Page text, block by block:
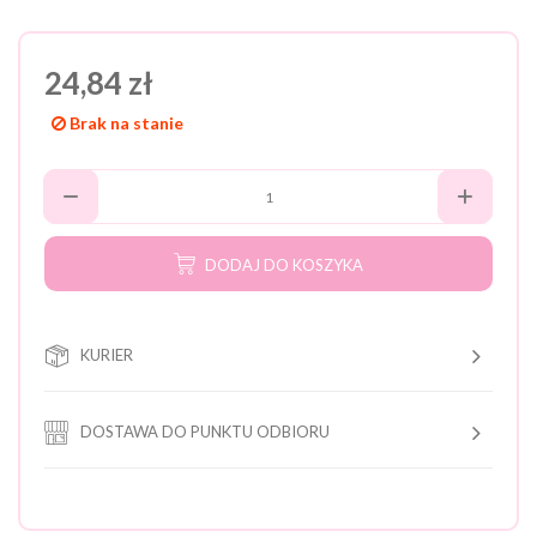
24,84 zł
Brak na stanie
DODAJ DO KOSZYKA
KURIER
DOSTAWA DO PUNKTU ODBIORU